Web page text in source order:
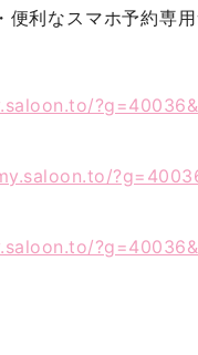
利なスマホ予約専用